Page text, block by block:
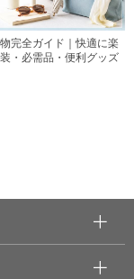
完全ガイド｜快適に楽
・必需品・便利グッズ